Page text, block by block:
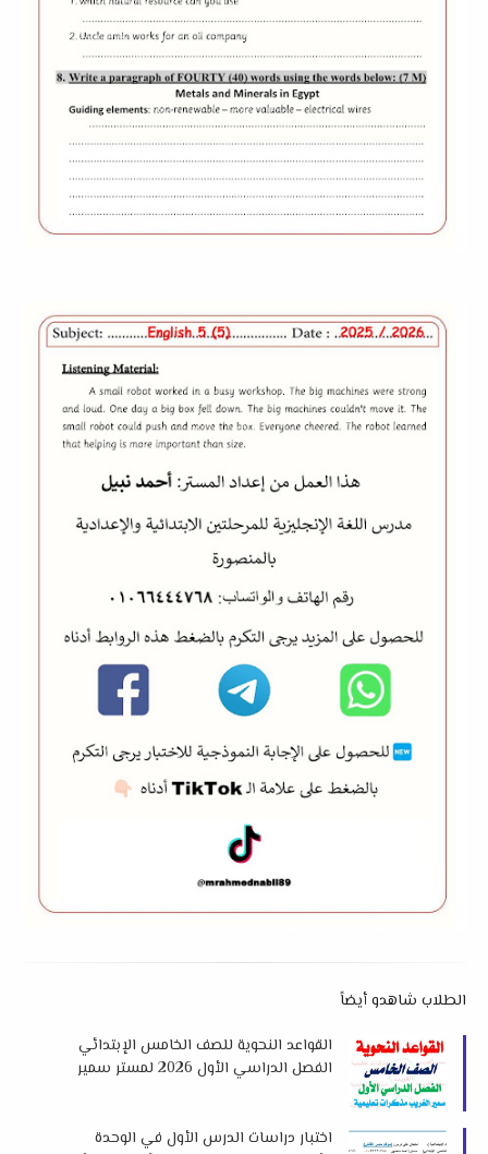
الطلاب شاهدو أيضاً
القواعد النحوية للصف الخامس الإبتدائي
الفصل الدراسي الأول 2026 لمستر سمير
اختبار دراسات الدرس الأول في الوحدة